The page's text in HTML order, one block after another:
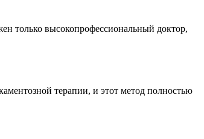
только высокопрофессиональный доктор,
терапии, и этот метод полностью